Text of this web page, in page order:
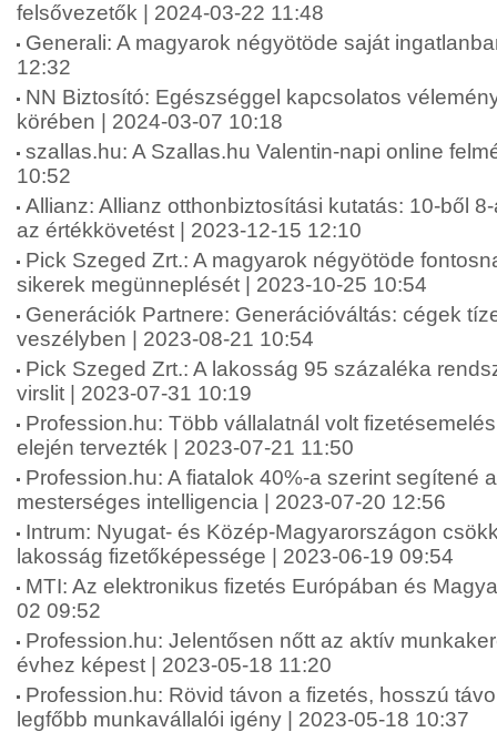
felsővezetők | 2024-03-22 11:48
Generali: A magyarok négyötöde saját
12:32
NN Biztosító: Egészséggel kapcsolatos
körében | 2024-03-07 10:18
szallas.hu: A Szallas.hu Valentin-napi online
10:52
Allianz: Allianz otthonbiztosítási kutatás: 10-ből
az értékkövetést | 2023-12-15 12:10
Pick Szeged Zrt.: A magyarok négyötöde
sikerek megünneplését | 2023-10-25 10:54
Generációk Partnere: Generációváltás: cégek
veszélyben | 2023-08-21 10:54
Pick Szeged Zrt.: A lakosság 95 százaléka
virslit | 2023-07-31 10:19
Profession.hu: Több vállalatnál volt
elején tervezték | 2023-07-21 11:50
Profession.hu: A fiatalok 40%-a szerint segítené
mesterséges intelligencia | 2023-07-20 12:56
Intrum: Nyugat- és Közép-Magyarországon
lakosság fizetőképessége | 2023-06-19 09:54
MTI: Az elektronikus fizetés Európában és
02 09:52
Profession.hu: Jelentősen nőtt az aktív
évhez képest | 2023-05-18 11:20
Profession.hu: Rövid távon a fizetés, hosszú
legfőbb munkavállalói igény | 2023-05-18 10:37